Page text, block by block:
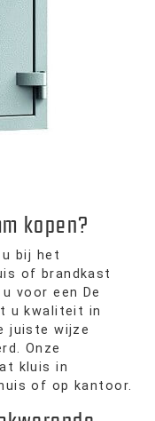
kopen?
bij het
of brandkast
voor een De
u kwaliteit in
juiste wijze
Onze
kluis in
of op kantoor.